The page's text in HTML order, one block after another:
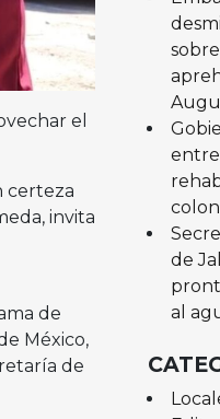
el
certeza
invita
de
México,
de
de
al